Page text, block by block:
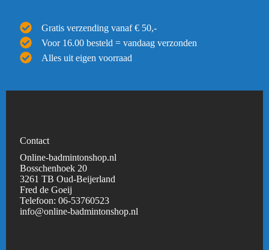
Gratis verzending vanaf € 50,-
Voor 16.00 besteld = vandaag verzonden
Alles uit eigen voorraad
Contact
Online-badmintonshop.nl
Bosschenhoek 20
3261 TB Oud-Beijerland
Fred de Goeij
Telefoon:06-53760523
info@online-badmintonshop.nl